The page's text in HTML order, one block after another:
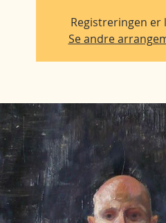
Registreringen er
Se andre